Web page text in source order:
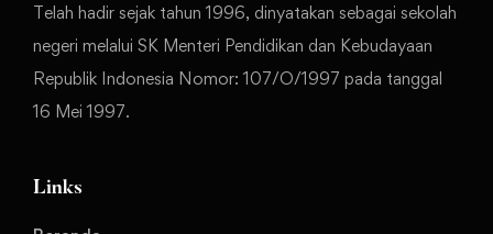
Telah hadir sejak tahun 1996, dinyatakan sebagai sekolah
negeri melalui SK Menteri Pendidikan dan Kebudayaan
Republik Indonesia Nomor: 107/O/1997 pada tanggal
16 Mei 1997.
Links